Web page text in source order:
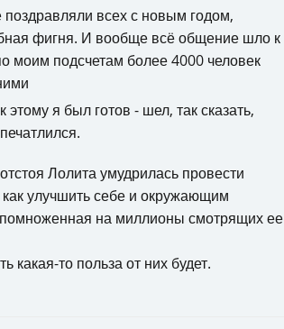
поздравляли всех с новым годом,
фигня. И вообще всё общение шло к
моим подсчетам более 4000 человек
я был готов - шел, так сказать,
Лолита умудрилась провести
улучшить себе и окружающим
на миллионы смотрящих ее
какая-то польза от них будет.